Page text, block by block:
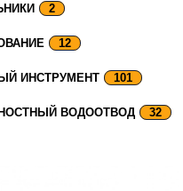
2
12
ИНСТРУМЕНТ 101
ВОДООТВОД 32